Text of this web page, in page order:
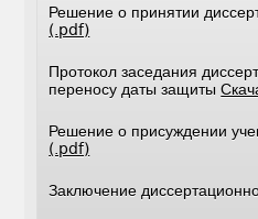
Решение о принятии
(.pdf)
Протокол заседания
переносу даты защиты
Решение о присуждении
(.pdf)
Заключение